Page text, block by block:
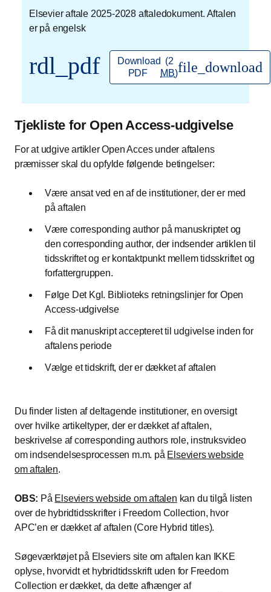
Elsevier aftale 2025-2028 aftaledokument. Aftalen
er på engelsk
rdl_pdf
Download
PDF
(2
MB)file_download
Tjekliste for Open Access-udgivelse
For at udgive artikler Open Acces under aftalens
præmisser skal du opfylde følgende betingelser:
Være ansat ved en af de institutioner, der er med
på aftalen
Være corresponding author på manuskriptet og
den corresponding author, der indsender artiklen til
tidsskriftet og er kontaktpunkt mellem tidsskriftet og
forfattergruppen.
Følge Det Kgl. Biblioteks retningslinjer for Open
Access-udgivelse
Få dit manuskript accepteret til udgivelse inden for
aftalens periode
Vælge et tidskrift, der er dækket af aftalen
Du finder listen af deltagende institutioner, en oversigt
over hvilke artikeltyper, der er dækket af aftalen,
beskrivelse af corresponding authors role, instruksvideo
om indsendelsesprocessen m.m. på Elseviers webside
om aftalen.
OBS: På Elseviers webside om aftalen kan du tilgå listen
over de hybridtidsskrifter i Freedom Collection, hvor
APC’en er dækket af aftalen (Core Hybrid titles).
Søgeværktøjet på Elseviers site om aftalen kan IKKE
oplyse, hvorvidt et hybridtidsskrift uden for Freedom
Collection er dækket, da dette afhænger af